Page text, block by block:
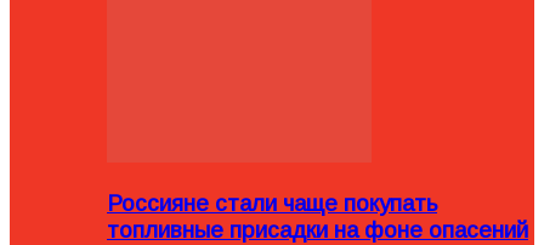
Россияне стали чаще покупать
топливные присадки на фоне опасений